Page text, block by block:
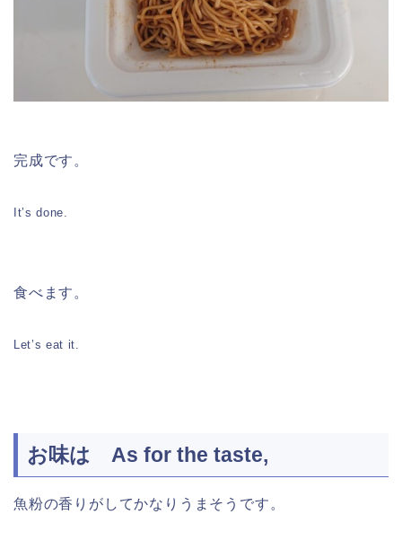
完成です。
It’s done.
食べます。
Let’s eat it.
お味は As for the taste,
魚粉の香りがしてかなりうまそうです。